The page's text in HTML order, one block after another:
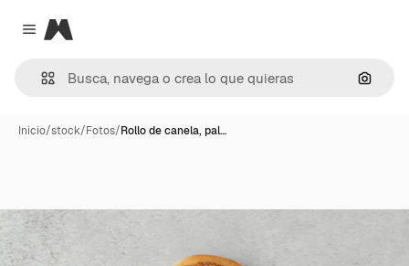
Close menu
Magnific
Inicio/stock/Fotos/Rollo de canela, pal…